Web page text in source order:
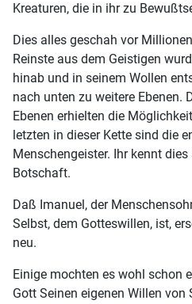
Kreaturen, die in ihr zu
Dies alles geschah vor
Reinste aus dem Geistigen
hinab und in seinem Wollen
nach unten zu weitere Ebenen.
Ebenen erhielten die
letzten in dieser Kette sind die
Menschengeister. Ihr kennt
Botschaft.
Daß Imanuel, der
Selbst, dem Gotteswillen, ist,
neu.
Einige mochten es wohl schon
Gott Seinen eigenen Willen